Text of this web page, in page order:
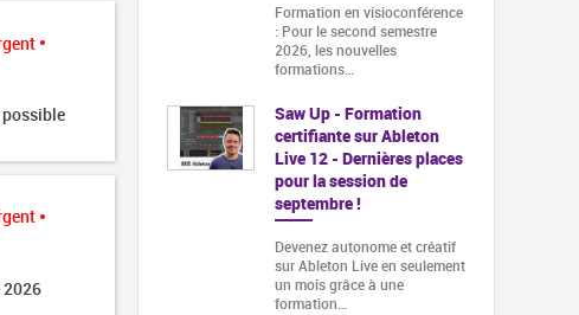
possible
2026
Formation en visioconférence
: Pour le second semestre
2026, les nouvelles
formations…
Saw Up - Formation
certifiante sur Ableton
Live 12 - Dernières places
pour la session de
septembre !
Devenez autonome et créatif
sur Ableton Live en seulement
un mois grâce à une
formation…